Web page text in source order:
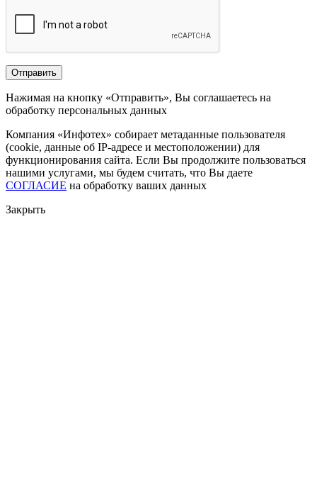
Нажимая на кнопку «Отправить», Вы соглашаетесь на
обработку персональных данных
Компания «Инфотех» собирает метаданные пользователя
(cookie, данные об IP-адресе и местоположении) для
функционирования сайта. Если Вы продолжите пользоваться
нашими услугами, мы будем считать, что Вы даете
СОГЛАСИЕ на обработку ваших данных
Закрыть